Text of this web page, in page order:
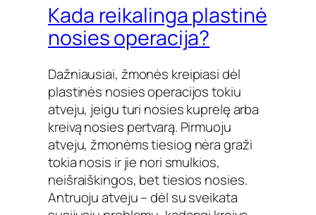
Kada reikalinga plastinė
nosies operacija?
Dažniausiai, žmonės kreipiasi dėl
plastinės nosies operacijos tokiu
atveju, jeigu turi nosies kuprelę arba
kreivą nosies pertvarą. Pirmuoju
atveju, žmonėms tiesiog nėra graži
tokia nosis ir jie nori smulkios,
neišraiškingos, bet tiesios nosies.
Antruoju atveju – dėl su sveikata